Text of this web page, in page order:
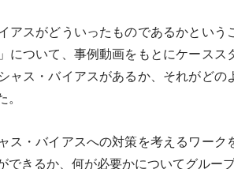
アスがどういったものであるかという
について、事例動画をもとにケース
ャス・バイアスがあるか、それがど
ス・バイアスへの対策を考えるワー
できるか、何が必要かについてグルー